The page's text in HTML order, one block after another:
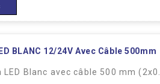
BLANC 12/24V Avec Câble 500mm
LED Blanc avec câble 500 mm